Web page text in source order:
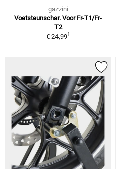
gazzini
Voetsteunschar. Voor Fr-T1/Fr-
T2
€ 24,991